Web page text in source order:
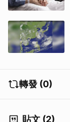
轉發 (0)
貼文 (2)